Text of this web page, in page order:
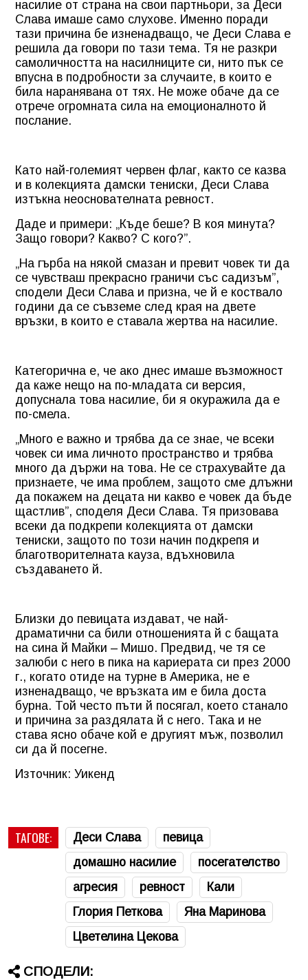
насилие от страна на свои партньори, за Деси
Слава имаше само слухове. Именно поради
тази причина бе изненадващо, че Деси Слава е
решила да говори по тази тема. Тя не разкри
самоличността на насилниците си, нито пък се
впусна в подробности за случаите, в които е
била наранявана от тях. Не може обаче да се
отрече огромната сила на емоционалното й
послание.
Като най-големият червен флаг, както се казва
и в колекцията дамски тениски, Деси Слава
изтъкна неоснователната ревност.
Даде и примери: „Къде беше? В коя минута?
Защо говори? Какво? С кого?”.
„На гърба на някой смазан и превит човек ти да
се чувстваш прекрасно граничи със садизъм”,
сподели Деси Слава и призна, че й е коствало
години да се съвземе след края на двете
връзки, в които е ставала жертва на насилие.
Категорична е, че ако днес имаше възможност
да каже нещо на по-младата си версия,
допуснала това насилие, би я окуражила да е
по-смела.
„Много е важно и трябва да се знае, че всеки
човек си има личното пространство и трябва
много да държи на това. Не се страхувайте да
признаете, че има проблем, защото сме длъжни
да покажем на децата ни какво е човек да бъде
щастлив”, споделя Деси Слава. Тя призовава
всеки да подкрепи колекцията от дамски
тениски, защото по този начин подкрепя и
благотворителната кауза, вдъхновила
създаването й.
Близки до певицата издават, че най-
драматични са били отношенията й с бащата
на сина й Майки – Мишо. Предвид, че тя се
залюби с него в пика на кариерата си през 2000
г., когато отиде на турне в Америка, не е
изненадващо, че връзката им е била доста
бурна. Той често пъти й посягал, което станало
и причина за раздялата й с него. Така и не
става ясно обаче кой е другият мъж, позволил
си да й посегне.
Източник: Уикенд
ТАГОВЕ: Деси Слава
певица
домашно насилие
посегателство
агресия
ревност
Кали
Глория Петкова
Яна Маринова
Цветелина Цекова
СПОДЕЛИ: